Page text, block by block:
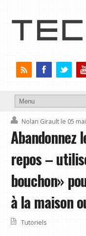
Nolan Girault le 05
Abandonnez
repos –
bouchon»
à la maison
Tutoriels